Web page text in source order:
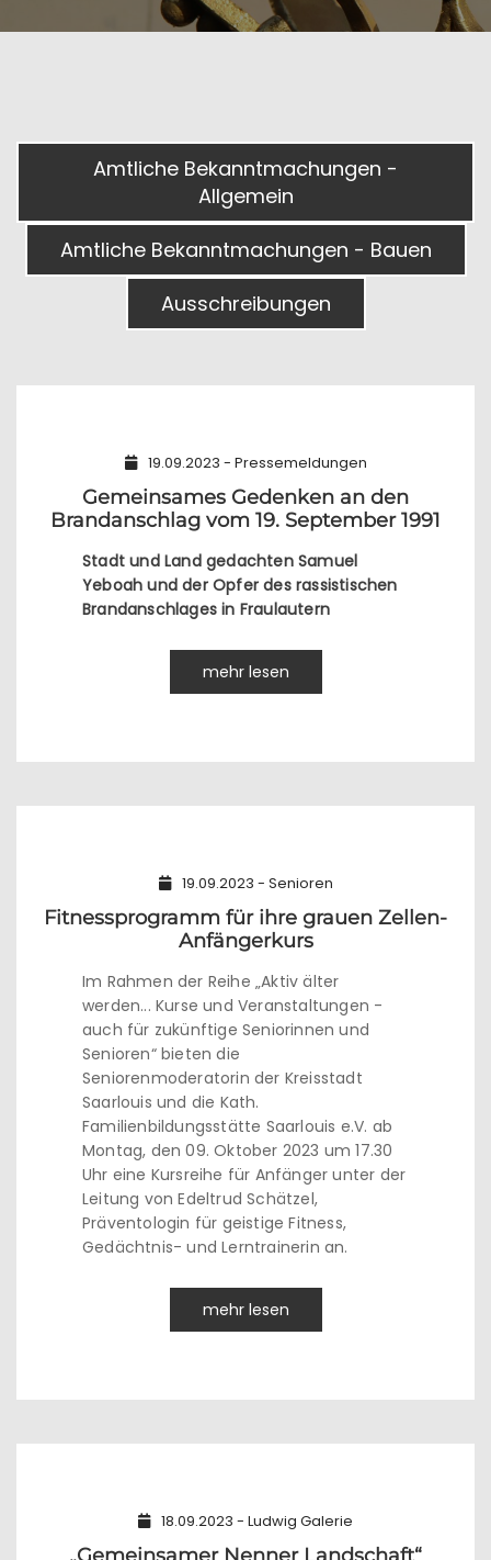
Amtliche Bekanntmachungen -
Allgemein
Amtliche Bekanntmachungen - Bauen
Ausschreibungen
19.09.2023 - Pressemeldungen
Gemeinsames Gedenken an den
Brandanschlag vom 19. September 1991
Stadt und Land gedachten Samuel
Yeboah und der Opfer des rassistischen
Brandanschlages in Fraulautern
mehr lesen
19.09.2023 - Senioren
Fitnessprogramm für ihre grauen Zellen-
Anfängerkurs
Im Rahmen der Reihe „Aktiv älter
werden... Kurse und Veranstaltungen -
auch für zukünftige Seniorinnen und
Senioren“ bieten die
Seniorenmoderatorin der Kreisstadt
Saarlouis und die Kath.
Familienbildungsstätte Saarlouis e.V. ab
Montag, den 09. Oktober 2023 um 17.30
Uhr eine Kursreihe für Anfänger unter der
Leitung von Edeltrud Schätzel,
Präventologin für geistige Fitness,
Gedächtnis- und Lerntrainerin an.
mehr lesen
18.09.2023 - Ludwig Galerie